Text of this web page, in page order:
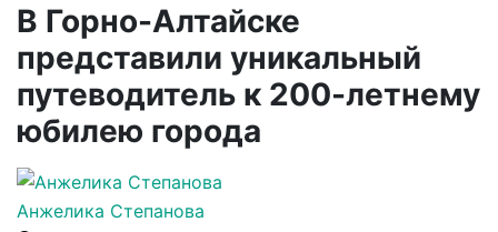
В Горно-Алтайске
представили уникальный
путеводитель к 200-летнему
юбилею города
Анжелика Степанова